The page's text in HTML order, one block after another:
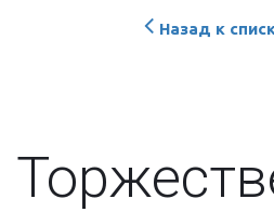
Назад к